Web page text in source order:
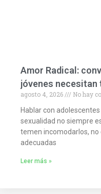
Amor Radical:
jóvenes necesitan
agosto 4, 2026
No hay
Hablar con
sexualidad no siempre
temen incomodarlos,
adecuadas
Leer más »